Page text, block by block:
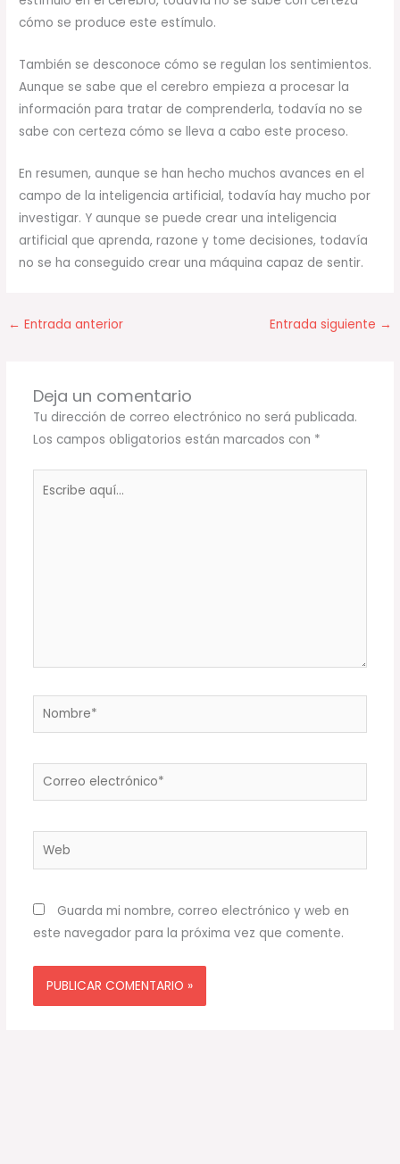
cómo se produce este estímulo.
También se desconoce cómo se regulan los sentimientos.
Aunque se sabe que el cerebro empieza a procesar la
información para tratar de comprenderla, todavía no se
sabe con certeza cómo se lleva a cabo este proceso.
En resumen, aunque se han hecho muchos avances en el
campo de la inteligencia artificial, todavía hay mucho por
investigar. Y aunque se puede crear una inteligencia
artificial que aprenda, razone y tome decisiones, todavía
no se ha conseguido crear una máquina capaz de sentir.
← Entrada anterior Entrada siguiente →
Deja un comentario
Tu dirección de correo electrónico no será publicada.
Los campos obligatorios están marcados con *
Nombre*
Correo
electrónico*
Web
Guarda mi nombre, correo electrónico y web en
este navegador para la próxima vez que comente.